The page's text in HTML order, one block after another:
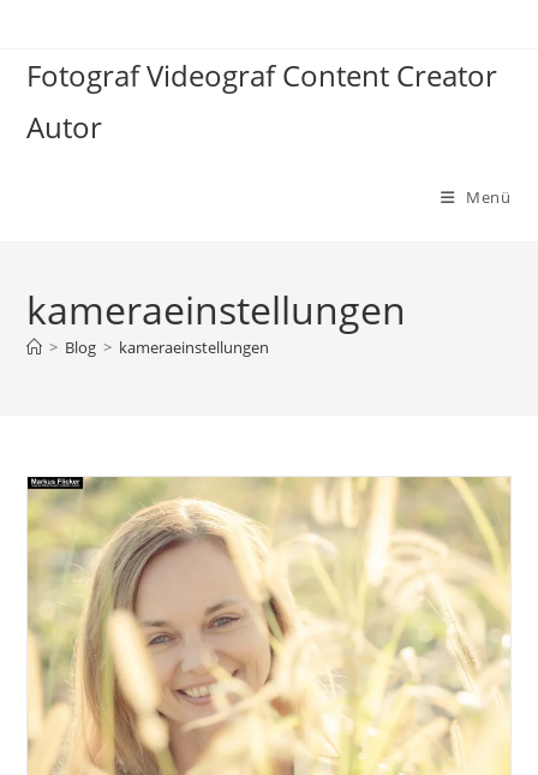
springen
Fotograf Videograf Content Creator
Autor
Menü
kameraeinstellungen
> Blog > kameraeinstellungen